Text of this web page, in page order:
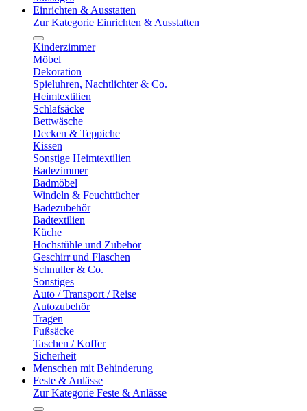
Einrichten & Ausstatten
Zur Kategorie Einrichten & Ausstatten
Kinderzimmer
Möbel
Dekoration
Spieluhren, Nachtlichter & Co.
Heimtextilien
Schlafsäcke
Bettwäsche
Decken & Teppiche
Kissen
Sonstige Heimtextilien
Badezimmer
Badmöbel
Windeln & Feuchttücher
Badezubehör
Badtextilien
Küche
Hochstühle und Zubehör
Geschirr und Flaschen
Schnuller & Co.
Sonstiges
Auto / Transport / Reise
Autozubehör
Tragen
Fußsäcke
Taschen / Koffer
Sicherheit
Menschen mit Behinderung
Feste & Anlässe
Zur Kategorie Feste & Anlässe